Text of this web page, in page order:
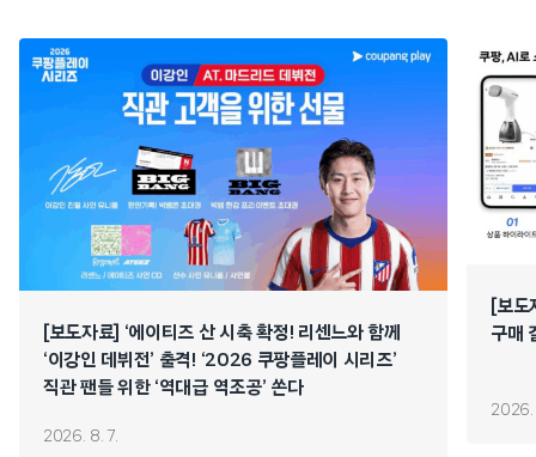
[보도자료] ‘에이티즈 산 시축 확정! 리센느와 함께
‘이강인 데뷔전’ 출격! ‘2026 쿠팡플레이 시리즈’
직관 팬들 위한 ‘역대급 역조공’ 쏜다
2026. 8. 7.
[보도
구매
2026.